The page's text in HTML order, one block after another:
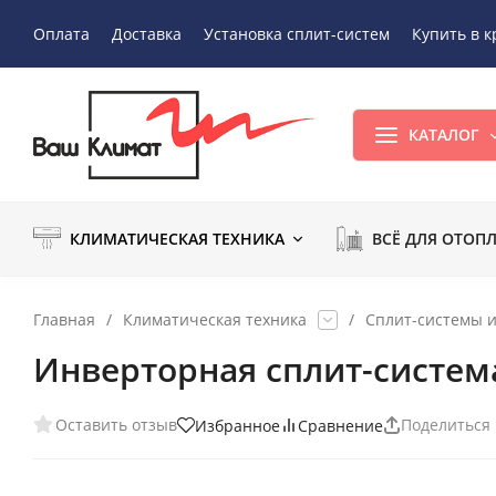
Оплата Доставка Установка сплит-систем Купить в
КАТАЛОГ
КЛИМАТИЧЕСКАЯ ТЕХНИКА ВСЁ ДЛЯ
Главная / Климатическая техника / Сплит-системы
Инверторная сплит-
Оставить отзыв Избранное Сравнение Поделиться